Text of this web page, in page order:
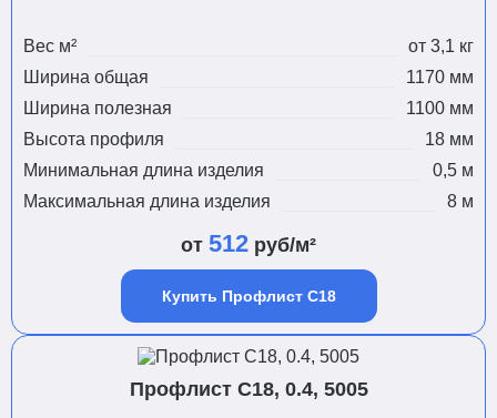
Вес м²
от 3,1 кг
Ширина общая
1170 мм
Ширина полезная
1100 мм
Высота профиля
18 мм
Минимальная длина изделия
0,5 м
Максимальная длина изделия
8 м
от 512 руб/м²
Купить Профлист С18
Профлист С18, 0.4, 5005